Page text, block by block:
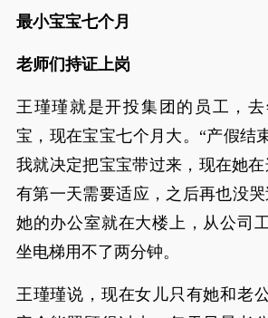
最小宝宝七个月
老师们持证上岗
王瑾瑾就是开投集团的员工，
宝，现在宝宝七个月大。“产假结
我就决定把宝宝带过来，现在她
有第一天需要适应，之后再也没哭
她的办公室就在大楼上，从公司
坐电梯用不了两分钟。
王瑾瑾说，现在女儿只有她和老